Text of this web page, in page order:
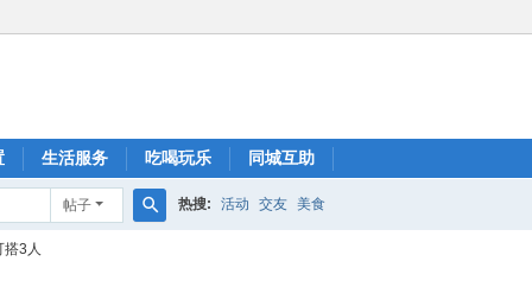
生活服务 吃喝玩乐 同城互助
帖子 热搜: 活动 交友 美食
搭3人